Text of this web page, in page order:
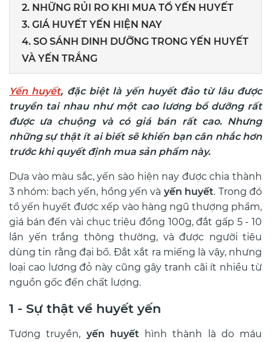
2. NHỮNG RỦI RO KHI MUA TỔ YẾN HUYẾT
3. GIÁ HUYẾT YẾN HIỆN NAY
4. SO SÁNH DINH DƯỠNG TRONG YẾN HUYẾT
VÀ YẾN TRẮNG
Yến huyết, đặc biệt là yến huyết đảo từ lâu được
truyền tai nhau như một cao lương bổ dưỡng rất
được ưa chuộng và có giá bán rất cao. Nhưng
những sự thật ít ai biết sẽ khiến bạn cân nhắc hơn
trước khi quyết định mua sản phẩm này.
Dựa vào màu sắc, yến sào hiện nay được chia thành
3 nhóm: bạch yến, hồng yến và yến huyết. Trong đó
tổ yến huyết được xếp vào hàng ngũ thượng phẩm,
giá bán đến vài chục triệu đồng 100g, đắt gấp 5 - 10
lần yến trắng thông thường, và được người tiêu
dùng tin rằng đại bổ. Đắt xắt ra miếng là vậy, nhưng
loại cao lương đỏ này cũng gây tranh cãi ít nhiều từ
nguồn gốc đến chất lượng.
1 - Sự thật về huyết yến
Tương truyền, yến huyếthình thành là do máu